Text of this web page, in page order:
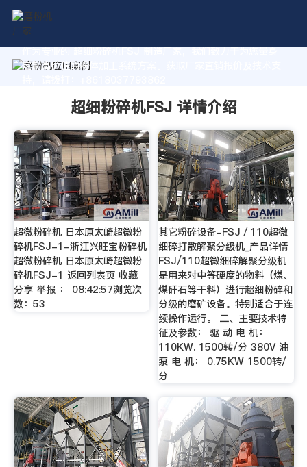
作为专业的 超细粉碎机FSJ 制造厂家，我们致力于为您量身
定制高价值的粉体加工系统方案。获取厂家直销报价及技术支
超细粉碎机FSJ 详情介绍
超微粉碎机 日本原太崎超微粉
碎机FSJ-1-浙江兴旺宝粉碎机
超微粉碎机 日本原太崎超微粉
碎机FSJ-1 返回列表页 收藏
分享 举报 ： 08:42:57浏览次
数：53
其它粉碎设备-FSJ／110超微
细碎打散解聚分级机_产品详情
FSJ/110超微细碎解聚分级机
是用来对中等硬度的物料（煤、
煤矸石等干料）进行超细粉碎和
分级的磨矿设备。特别适合于连
续操作运行。 二、主要技术特
征及参数： 驱 动 电 机：
110KW. 1500转/分 380V 油
泵 电 机： 0.75KW 1500转/
分